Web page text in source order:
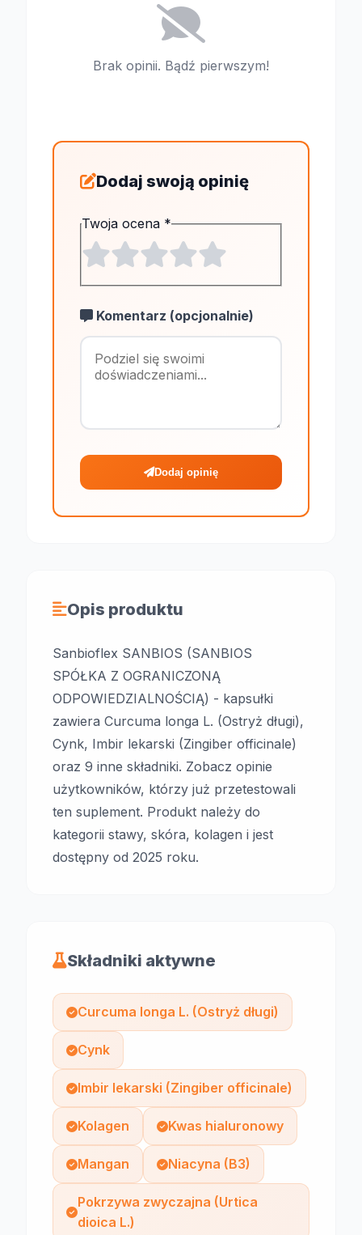
Brak opinii. Bądź pierwszym!
Dodaj swoją opinię
Twoja ocena *
Komentarz (opcjonalnie)
Maksymalnie
Dodaj opinię
Opis produktu
Sanbioflex SANBIOS (SANBIOS
SPÓŁKA Z OGRANICZONĄ
ODPOWIEDZIALNOŚCIĄ) - kapsułki
zawiera Curcuma longa L. (Ostryż długi),
Cynk, Imbir lekarski (Zingiber officinale)
oraz 9 inne składniki. Zobacz opinie
użytkowników, którzy już przetestowali
ten suplement. Produkt należy do
kategorii stawy, skóra, kolagen i jest
dostępny od 2025 roku.
Składniki aktywne
Curcuma longa L. (Ostryż długi)
Cynk
Imbir lekarski (Zingiber officinale)
Kolagen Kwas hialuronowy
Mangan Niacyna (B3)
Pokrzywa zwyczajna (Urtica
dioica L.)